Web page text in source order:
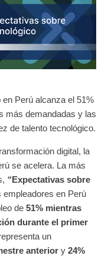
Perú alcanza el 51%
más demandadas y las
de talento tecnológico.
digital, la
se acelera. La más
“Expectativas sobre
empleadores en Perú
de 51% mientras
durante el primer
un
anterior y 24%